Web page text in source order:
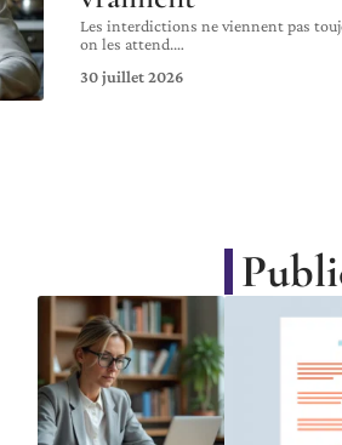
Les interdictions ne viennent pas
on les attend.…
30 juillet 2026